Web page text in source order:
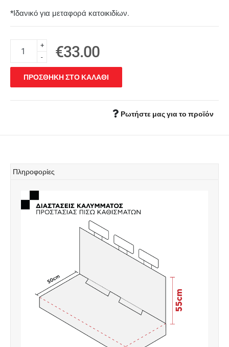
*Ιδανικό για μεταφορά κατοικιδίων.
+
-
€33.00
ΠΡΟΣΘΗΚΗ ΣΤΟ ΚΑΛΑΘΙ
Ρωτήστε μας για το προϊόν
Πληροφορίες